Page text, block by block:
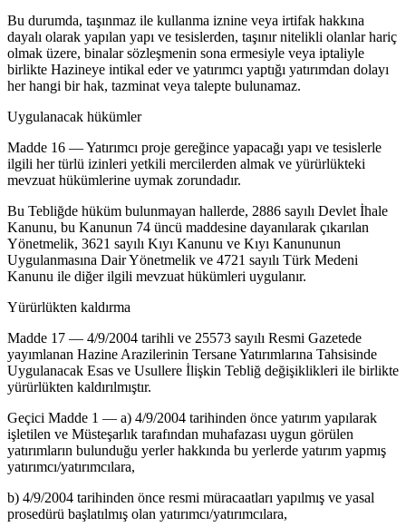
Bu durumda, taşınmaz ile kullanma iznine veya irtifak hakkına
dayalı olarak yapılan yapı ve tesislerden, taşınır nitelikli olanlar hariç
olmak üzere, binalar sözleşmenin sona ermesiyle veya iptaliyle
birlikte Hazineye intikal eder ve yatırımcı yaptığı yatırımdan dolayı
her hangi bir hak, tazminat veya talepte bulunamaz.
Uygulanacak hükümler
Madde 16 — Yatırımcı proje gereğince yapacağı yapı ve tesislerle
ilgili her türlü izinleri yetkili mercilerden almak ve yürürlükteki
mevzuat hükümlerine uymak zorundadır.
Bu Tebliğde hüküm bulunmayan hallerde, 2886 sayılı Devlet İhale
Kanunu, bu Kanunun 74 üncü maddesine dayanılarak çıkarılan
Yönetmelik, 3621 sayılı Kıyı Kanunu ve Kıyı Kanununun
Uygulanmasına Dair Yönetmelik ve 4721 sayılı Türk Medeni
Kanunu ile diğer ilgili mevzuat hükümleri uygulanır.
Yürürlükten kaldırma
Madde 17 — 4/9/2004 tarihli ve 25573 sayılı Resmi Gazetede
yayımlanan Hazine Arazilerinin Tersane Yatırımlarına Tahsisinde
Uygulanacak Esas ve Usullere İlişkin Tebliğ değişiklikleri ile birlikte
yürürlükten kaldırılmıştır.
Geçici Madde 1 — a) 4/9/2004 tarihinden önce yatırım yapılarak
işletilen ve Müsteşarlık tarafından muhafazası uygun görülen
yatırımların bulunduğu yerler hakkında bu yerlerde yatırım yapmış
yatırımcı/yatırımcılara,
b) 4/9/2004 tarihinden önce resmi müracaatları yapılmış ve yasal
prosedürü başlatılmış olan yatırımcı/yatırımcılara,